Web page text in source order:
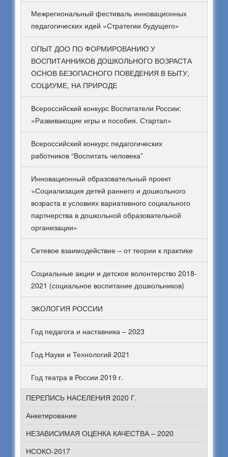
Межрегиональный фестиваль инновационных
педагогических идей «Стратегии будущего»
ОПЫТ ДОО ПО ФОРМИРОВАНИЮ У
ВОСПИТАННИКОВ ДОШКОЛЬНОГО ВОЗРАСТА
ОСНОВ БЕЗОПАСНОГО ПОВЕДЕНИЯ В БЫТУ,
СОЦИУМЕ, НА ПРИРОДЕ
Всероссийский конкурс Воспитатели России:
«Развивающие игры и пособия. Стартап»
Всероссийский конкурс педагогических
работников “Воспитать человека”
Инновационный образовательный проект
«Социализация детей раннего и дошкольного
возраста в условиях вариативного социального
партнерства в дошкольной образовательной
организации»
Сетевое взаимодействие – от теории к практике
Социальные акции и детское волонтерство 2018-
2021 (социальное воспитание дошкольников)
ЭКОЛОГИЯ РОССИИ
Год педагога и наставника – 2023
Год Науки и Технологий 2021
Год театра в России 2019 г.
ПЕРЕПИСЬ НАСЕЛЕНИЯ 2020 Г.
Анкетирование
НЕЗАВИСИМАЯ ОЦЕНКА КАЧЕСТВА – 2020
НСОКО-2017